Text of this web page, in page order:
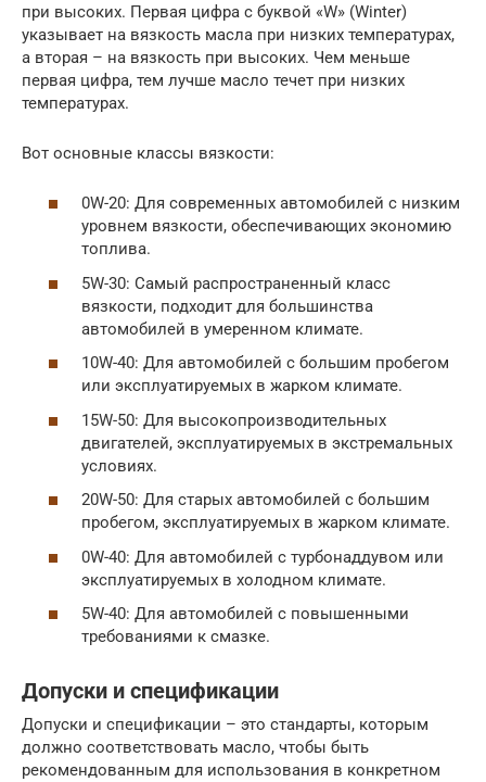
при высоких. Первая цифра с буквой «W» (Winter)
указывает на вязкость масла при низких температурах,
а вторая – на вязкость при высоких. Чем меньше
первая цифра, тем лучше масло течет при низких
температурах.
Вот основные классы вязкости:
0W-20: Для современных автомобилей с низким
уровнем вязкости, обеспечивающих экономию
топлива.
5W-30: Самый распространенный класс
вязкости, подходит для большинства
автомобилей в умеренном климате.
10W-40: Для автомобилей с большим пробегом
или эксплуатируемых в жарком климате.
15W-50: Для высокопроизводительных
двигателей, эксплуатируемых в экстремальных
условиях.
20W-50: Для старых автомобилей с большим
пробегом, эксплуатируемых в жарком климате.
0W-40: Для автомобилей с турбонаддувом или
эксплуатируемых в холодном климате.
5W-40: Для автомобилей с повышенными
требованиями к смазке.
Допуски и спецификации
Допуски и спецификации – это стандарты, которым
должно соответствовать масло, чтобы быть
рекомендованным для использования в конкретном